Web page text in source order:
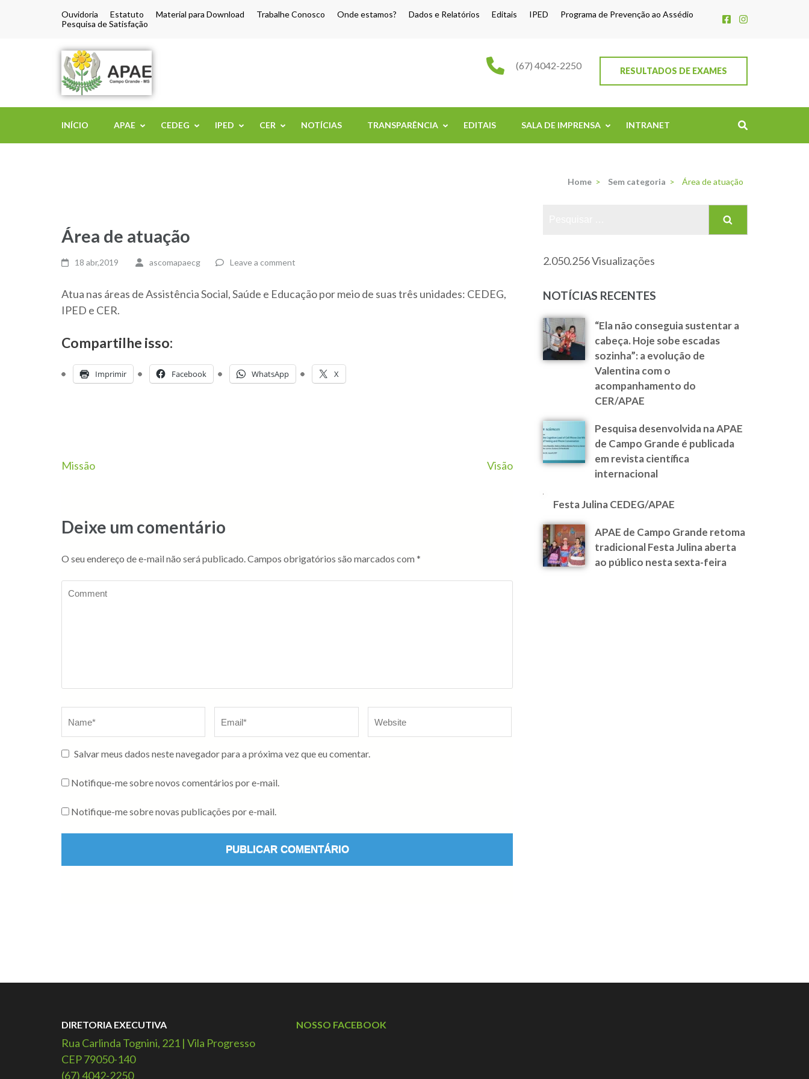
Ouvidoria Estatuto Material para Download Trabalhe Conosco Onde estamos? Dados e Relatórios Editais IPED
Programa de Prevenção ao Assédio
Pesquisa de Satisfação
RESULTADOS DE EXAMES
(67) 4042-2250
INÍCIO APAE CEDEG IPED CER NOTÍCIAS TRANSPARÊNCIA EDITAIS SALA DE IMPRENSA INTRANET
Home > Sem categoria > Área de atuação
Área de atuação
18 abr,2019 ascomapaecg Leave a comment
Atua nas áreas de Assistência Social, Saúde e Educação por meio de suas três unidades: CEDEG,
IPED e CER.
Compartilhe isso:
Imprimir Facebook WhatsApp X
Missão Visão
Deixe um comentário
O seu endereço de e-mail não será publicado.Campos obrigatórios são marcados com *
Salvar meus dados neste navegador para a próxima vez que eu comentar.
Notifique-me sobre novos comentários por e-mail.
Notifique-me sobre novas publicações por e-mail.
2.050.256 Visualizações
NOTÍCIAS RECENTES
“Ela não conseguia sustentar a
cabeça. Hoje sobe escadas
sozinha”: a evolução de
Valentina com o
acompanhamento do
CER/APAE
Pesquisa desenvolvida na APAE
de Campo Grande é publicada
em revista científica
internacional
Festa Julina CEDEG/APAE
APAE de Campo Grande retoma
tradicional Festa Julina aberta
ao público nesta sexta-feira
DIRETORIA EXECUTIVA
Rua Carlinda Tognini, 221 | Vila Progresso
CEP 79050-140
(67) 4042-2250
NOSSO FACEBOOK